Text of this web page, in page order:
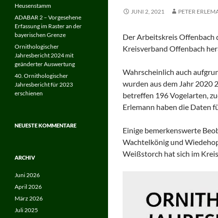
JUNI 2, 2021 PETER
Der Arbeitskreis Offenbach
Kreisverband Offenbach
Wahrscheinlich auch
wurden aus dem Jahr 2020
betreffen 196 Vogelarten,
Erlemann haben die Daten
Einige bemerkenswerte
Wachtelkönig und
Weißstorch hat sich im
Heusenstamm
ADABAR 2 – Vorgesehene
Erfassung im Raster an der
bayerischen Grenze
Ornithologischer
Jahresbericht 2024 mit
geänderter Auswertung
40. Ornithologischer
Jahresbericht für 2023
erschienen
NEUESTE KOMMENTARE
ARCHIV
Juni 2026
April 2026
März 2026
Juli 2025